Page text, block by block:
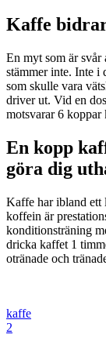
Kaffe
En myt som är svår
stämmer inte. Inte i
som skulle vara
driver ut. Vid en
motsvarar 6 koppar
En kopp
göra dig
Kaffe har ibland ett
koffein är
konditionsträning
dricka kaffet 1
otränade och
kaffe
2